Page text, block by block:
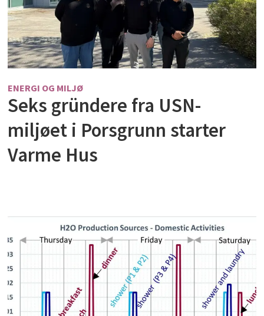
ENERGI OG MILJØ
Seks gründere fra USN-
miljøet i Porsgrunn starter
Varme Hus